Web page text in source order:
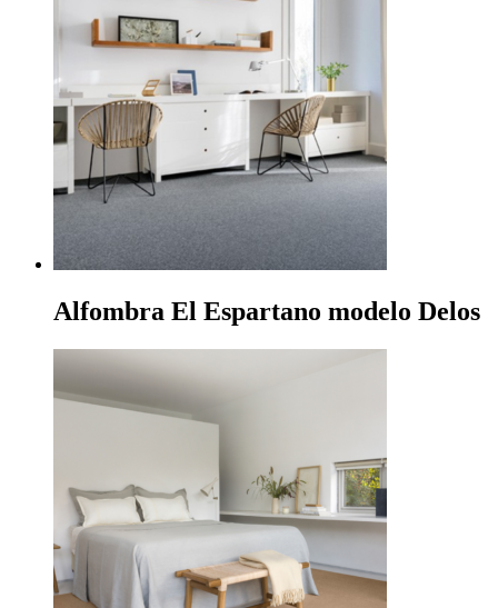
Alfombra El Espartano modelo Delos